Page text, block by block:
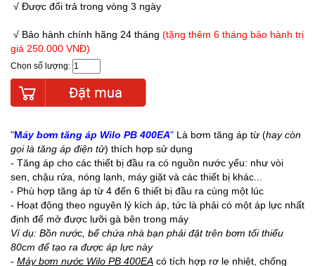
√ Được đổi trả trong vòng 3 ngày
√ Bảo hành chính hãng 24 tháng (tặng thêm 6 tháng bảo hành trị
giá 250.000 VNĐ)
Chọn số lượng:
"Máy bơm tăng áp Wilo PB 400EA" Là bơm tăng áp từ (hay còn
gọi là tăng áp điện tử) thích hợp sử dụng
- Tăng áp cho các thiết bị đầu ra có nguồn nước yếu: như vòi
sen, chậu rửa, nóng lạnh, máy giặt và các thiết bị khác...
- Phù hợp tăng áp từ 4 đến 6 thiết bị đầu ra cùng một lúc
- Hoạt động theo nguyên lý kích áp, tức là phải có một áp lực nhất
định để mở được lưỡi gà bên trong máy
Ví dụ: Bồn nước, bể chứa nhà bạn phải đặt trên bơm tối thiểu
80cm để tạo ra được áp lực này
- Máy bơm nước Wilo PB 400EA có tích hợp rơ le nhiệt, chống